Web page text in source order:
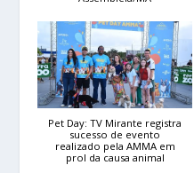
Pet Day: TV Mirante registra
sucesso de evento
realizado pela AMMA em
prol da causa animal